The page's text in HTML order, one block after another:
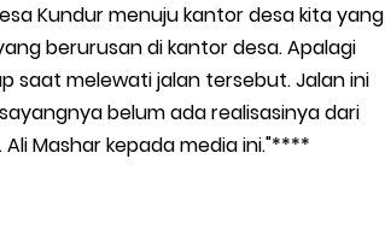
Kundur menuju kantor desa kita yang
berurusan di kantor desa. Apalagi
saat melewati jalan tersebut. Jalan ini
belum ada realisasinya dari
Mashar kepada media ini."****